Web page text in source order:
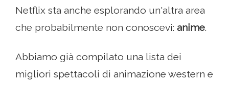
Netflix sta anche esplorando un'altra area
che probabilmente non conoscevi: anime.
Abbiamo già compilato una lista dei
migliori spettacoli di animazione western e